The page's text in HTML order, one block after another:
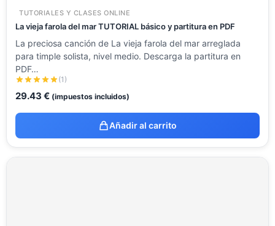
TUTORIALES Y CLASES ONLINE
La vieja farola del mar TUTORIAL básico y partitura en PDF
La preciosa canción de La vieja farola del mar arreglada
para timple solista, nivel medio. Descarga la partitura en
PDF…
(1)
29.43 € (impuestos incluidos)
Añadir al carrito